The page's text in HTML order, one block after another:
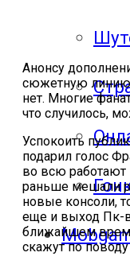
Анонсу
сюжетную линию,
нет. Многие
что случилось,
Успокоить
подарил голос
во всю работают
раньше мешали
новые консоли,
еще и выход Пк-
ближайшем
скажут по